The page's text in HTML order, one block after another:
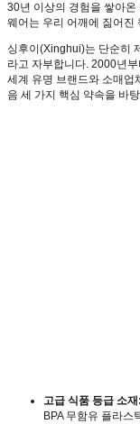
30년 이상의 경험을 쌓아온
웨어는 우리 어깨에 짊어진
싱후이(Xinghui)는 단순히
라고 자부합니다. 2000년
세계 유명 브랜드와 소매업
음 세 가지 핵심 약속을 바
고급 식품 등급 소재:
BPA 무함유 플라